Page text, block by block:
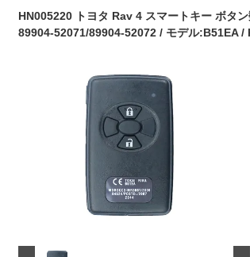
HN005220 トヨタ Rav 4 スマートキー ボタ
89904-52071/89904-52072 / モデル:B51EA /